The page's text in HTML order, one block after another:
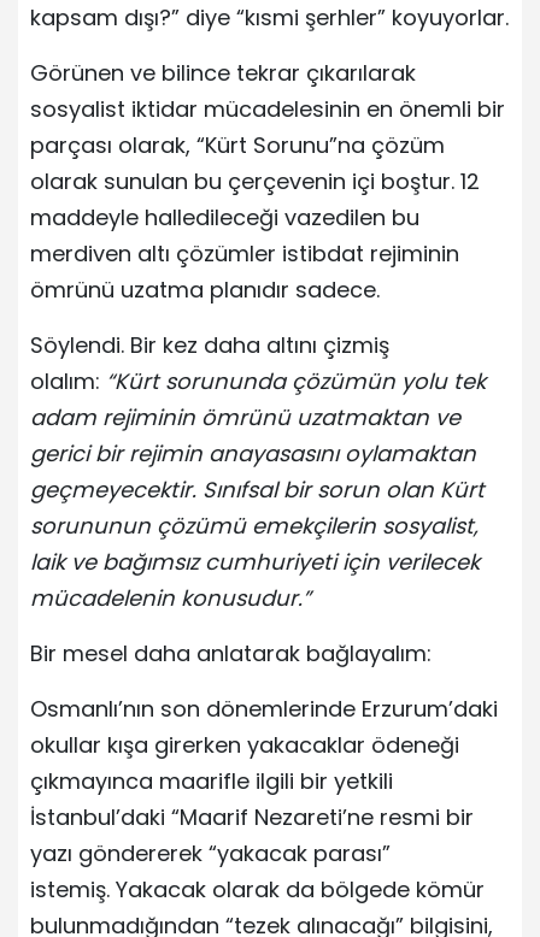
kapsam dışı?” diye “kısmi şerhler” koyuyorlar.
Görünen ve bilince tekrar çıkarılarak
sosyalist iktidar mücadelesinin en önemli bir
parçası olarak, “Kürt Sorunu”na çözüm
olarak sunulan bu çerçevenin içi boştur. 12
maddeyle halledileceği vazedilen bu
merdiven altı çözümler istibdat rejiminin
ömrünü uzatma planıdır sadece.
Söylendi. Bir kez daha altını çizmiş
olalım: “Kürt sorununda çözümün yolu tek
adam rejiminin ömrünü uzatmaktan ve
gerici bir rejimin anayasasını oylamaktan
geçmeyecektir. Sınıfsal bir sorun olan Kürt
sorununun çözümü emekçilerin sosyalist,
laik ve bağımsız cumhuriyeti için verilecek
mücadelenin konusudur.”
Bir mesel daha anlatarak bağlayalım:
Osmanlı’nın son dönemlerinde Erzurum’daki
okullar kışa girerken yakacaklar ödeneği
çıkmayınca maarifle ilgili bir yetkili
İstanbul’daki “Maarif Nezareti’ne resmi bir
yazı göndererek “yakacak parası”
istemiş. Yakacak olarak da bölgede kömür
bulunmadığından “tezek alınacağı” bilgisini,